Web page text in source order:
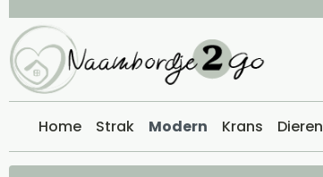
Home Strak Modern Krans Dieren